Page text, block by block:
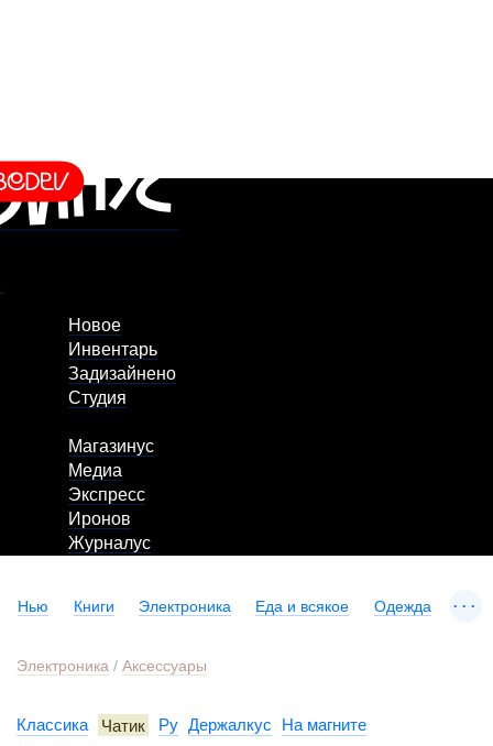
Новое
Инвентарь
Задизайнено
Студия
Магазинус
Медиа
Экспресс
Иронов
Журналус
Нью Книги Электроника Еда и всякое Одежда ...
Электроника / Аксессуары
Классика Чатик Ру Держалкус
На магните